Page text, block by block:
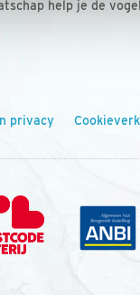
help je de
privacy